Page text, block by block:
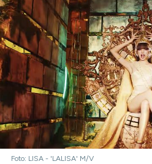
Foto: LISA - 'LALISA' M/V